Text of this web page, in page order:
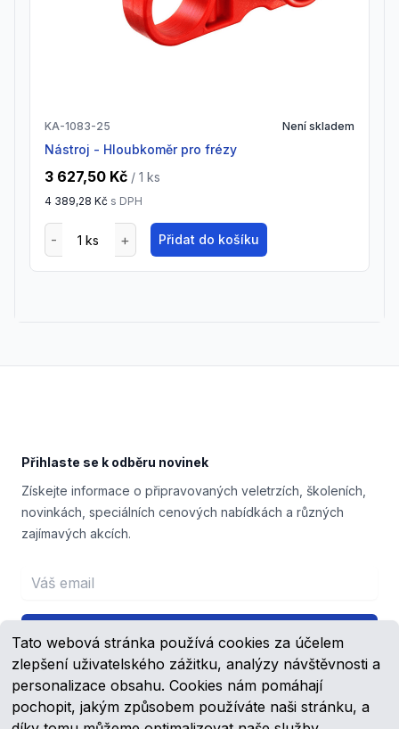
Tato webová stránka používá cookies za účelem
zlepšení uživatelského zážitku, analýzy návštěvnosti a
personalizace obsahu. Cookies nám pomáhají
pochopit, jakým způsobem používáte naši stránku, a
KA-1083-25 Není skladem
Nástroj - Hloubkoměr pro frézy
3 627,50 Kč / 1 ks
4 389,28 Kč s DPH
Přidat do košíku
Přihlaste se k odběru novinek
Získejte informace o připravovaných veletrzích, školeních,
novinkách, speciálních cenových nabídkách a různých
zajímavých akcích.
Email address
Přihlášení
FacebookYouTube